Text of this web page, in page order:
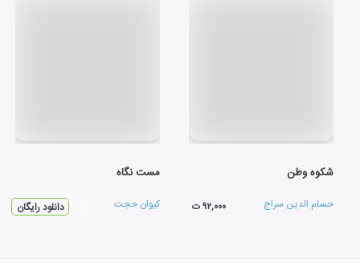
شکوه وطن
حسام الدین سراج ۹۲,۰۰۰ ت
مست نگاه
کیوان حجت دانلود رایگان